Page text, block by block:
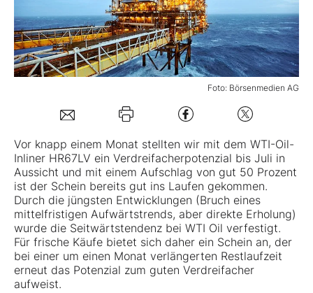
Mein B:O
Folgen Sie uns
Kontakt
Foto: Börsenmedien AG
Vor knapp einem Monat stellten wir mit dem WTI-Oil-
Inliner HR67LV ein Verdreifacherpotenzial bis Juli in
Aussicht und mit einem Aufschlag von gut 50 Prozent
ist der Schein bereits gut ins Laufen gekommen.
Durch die jüngsten Entwicklungen (Bruch eines
mittelfristigen Aufwärtstrends, aber direkte Erholung)
wurde die Seitwärtstendenz bei WTI Oil verfestigt.
Für frische Käufe bietet sich daher ein Schein an, der
bei einer um einen Monat verlängerten Restlaufzeit
erneut das Potenzial zum guten Verdreifacher
aufweist.